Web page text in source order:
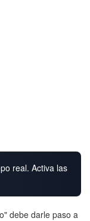
real. Activa las
debe darle paso a